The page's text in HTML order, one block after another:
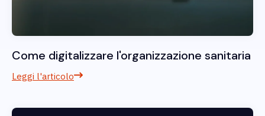
Come digitalizzare l'organizzazione sanitaria
Leggi l'articolo